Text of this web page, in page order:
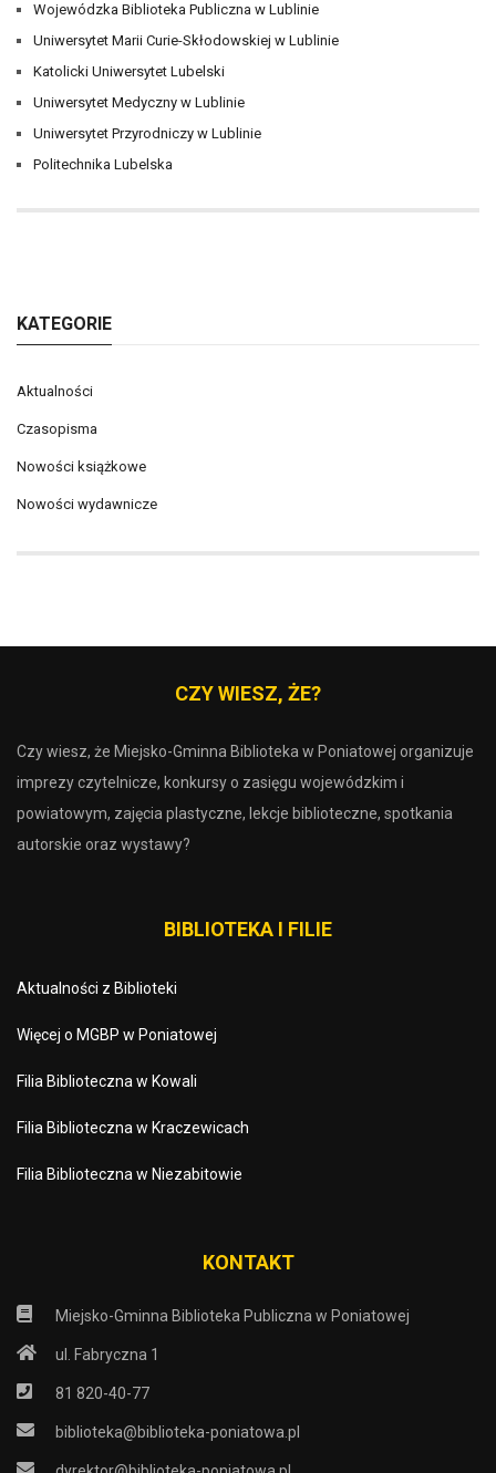
Wojewódzka Biblioteka Publiczna w Lublinie
Uniwersytet Marii Curie-Skłodowskiej w Lublinie
Katolicki Uniwersytet Lubelski
Uniwersytet Medyczny w Lublinie
Uniwersytet Przyrodniczy w Lublinie
Politechnika Lubelska
KATEGORIE
Aktualności
Czasopisma
Nowości książkowe
Nowości wydawnicze
CZY WIESZ, ŻE?
Czy wiesz, że Miejsko-Gminna Biblioteka w Poniatowej organizuje
imprezy czytelnicze, konkursy o zasięgu wojewódzkim i
powiatowym, zajęcia plastyczne, lekcje biblioteczne, spotkania
autorskie oraz wystawy?
BIBLIOTEKA I FILIE
Aktualności z Biblioteki
Więcej o MGBP w Poniatowej
Filia Biblioteczna w Kowali
Filia Biblioteczna w Kraczewicach
Filia Biblioteczna w Niezabitowie
KONTAKT
Miejsko-Gminna Biblioteka Publiczna w Poniatowej
ul. Fabryczna 1
81 820-40-77
biblioteka@biblioteka-poniatowa.pl